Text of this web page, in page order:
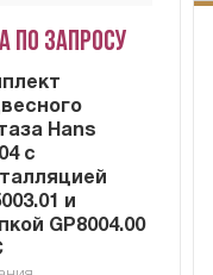
по запросу
Hans
с
и
GP8004.00